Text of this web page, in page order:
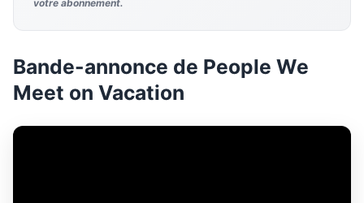
votre abonnement.
Bande-annonce de People We
Meet on Vacation